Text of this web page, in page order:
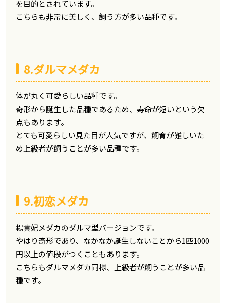
を目的とされています。
こちらも非常に美しく、飼う方が多い品種です。
8.ダルマメダカ
体が丸く可愛らしい品種です。
奇形から誕生した品種であるため、寿命が短いという欠
点もあります。
とても可愛らしい見た目が人気ですが、飼育が難しいた
め上級者が飼うことが多い品種です。
9.初恋メダカ
楊貴妃メダカのダルマ型バージョンです。
やはり奇形であり、なかなか誕生しないことから1匹1000
円以上の値段がつくこともあります。
こちらもダルマメダカ同様、上級者が飼うことが多い品
種です。